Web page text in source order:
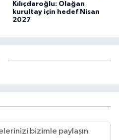
Kılıçdaroğlu: Olağan
kurultay için hedef Nisan
2027